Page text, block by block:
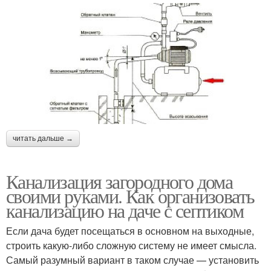
читать дальше →
Канализация загородного дома
своими руками. Как организовать
канализацию на даче с септиком
Если дача будет посещаться в основном на выходные,
строить какую-либо сложную систему не имеет смысла.
Самый разумный вариант в таком случае — установить